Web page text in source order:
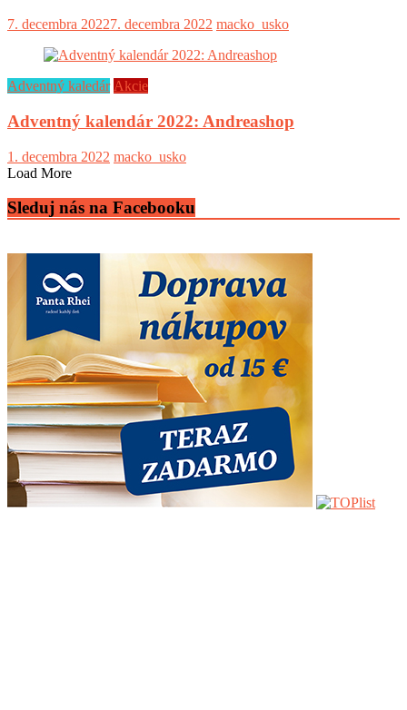
7. decembra 20227. decembra 2022 macko_usko
Adventný kaledár Akcie
Adventný kalendár 2022: Andreashop
1. decembra 2022 macko_usko
Load More
Sleduj nás na Facebooku